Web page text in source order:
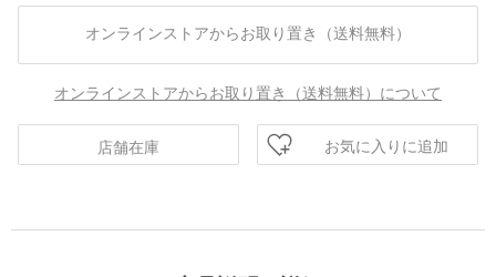
オンラインストアからお取り置き（送料無料）
オンラインストアからお取り置き（送料無料）について
店舗在庫 お気に入りに追加